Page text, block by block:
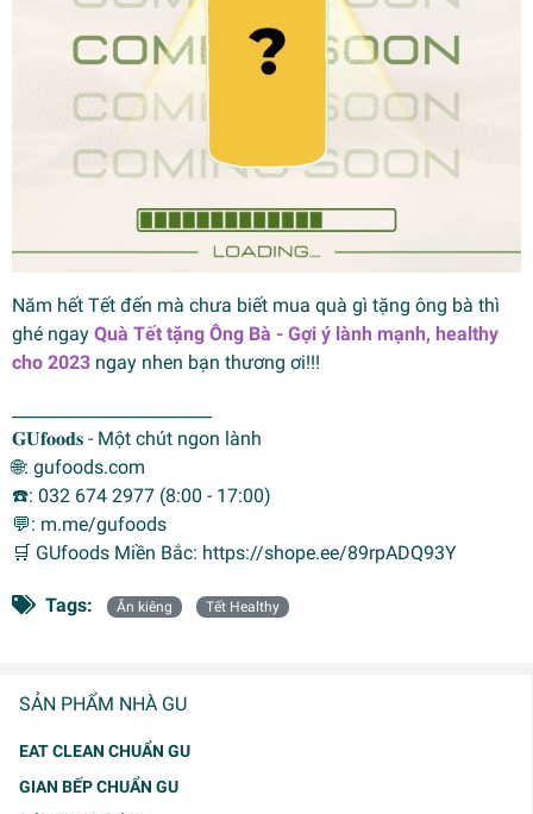
SẢN PHẨM NHÀ GU
EAT CLEAN CHUẨN GU
GIAN BẾP CHUẨN GU
Năm hết Tết đến mà chưa biết mua quà gì tặng ông bà thì
ghé ngay Quà Tết tặng Ông Bà - Gợi ý lành mạnh, healthy
cho 2023 ngay nhen bạn thương ơi!!!
𝐆𝐔𝐟𝐨𝐨𝐝𝐬 - Một chút ngon lành
🌐: gufoods.com
☎️: 032 674 2977 (8:00 - 17:00)
💬: m.me/gufoods
🛒 GUfoods Miền Bắc: https://shope.ee/89rpADQ93Y
Tags: Ăn kiêng Tết Healthy